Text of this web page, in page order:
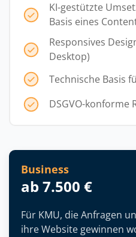
KI-gestützte
Basis eines
Responsives
Desktop)
Technische Basis
DSGVO-konforme
Business
ab 7.500 €
Für KMU, die Anfragen
ihre Website gewinnen